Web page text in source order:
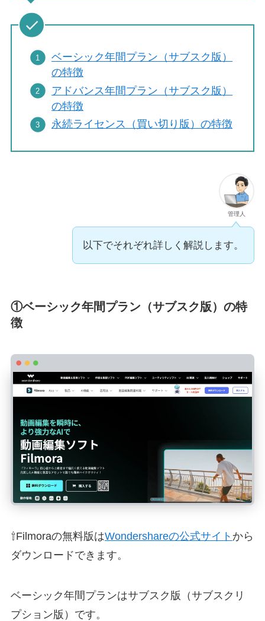
ベーシック年間プラン（サブスク版）
の特徴
アドバンス年間プラン（サブスク版）
の特徴
永続ライセンス（買い切り版）の特徴
管理人
以下でそれぞれ詳しく解説します。
①ベーシック年間プラン（サブスク版）の特
徴
⇧Filmoraの無料版はWondershareの公式サイト から
ダウンロードできます。
ベーシック年間プランはサブスク版（サブスクリ
プション版）です。